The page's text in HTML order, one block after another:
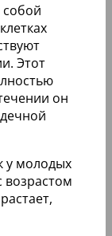
Этот
он
у молодых
возрастом